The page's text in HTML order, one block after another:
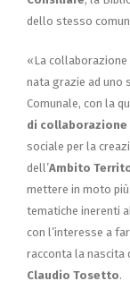
dello stesso
«La collaborazione
nata grazie ad uno
Comunale, con la
di collaborazione
sociale per la
dell’Ambito
mettere in moto
tematiche inerenti
con l’interesse a
racconta la nascita
Claudio Tosetto.